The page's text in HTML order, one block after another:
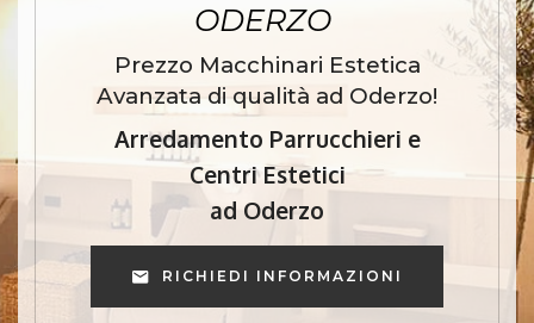
ODERZO
Prezzo Macchinari Estetica
Avanzata di qualità ad Oderzo!
Arredamento Parrucchieri e
Centri Estetici
ad Oderzo
RICHIEDI INFORMAZIONI